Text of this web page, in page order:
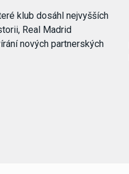
klub dosáhl nejvyšších
Real Madrid
nových partnerských